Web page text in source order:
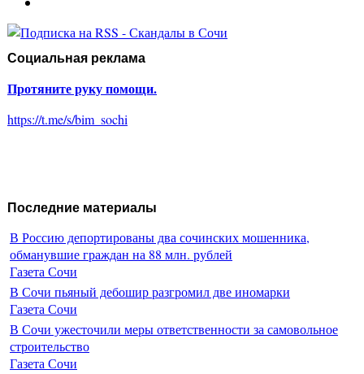
Социальная реклама
Протяните руку помощи.
https://t.me/s/bim_sochi
Последние материалы
В Россию депортированы два сочинских мошенника,
обманувшие граждан на 88 млн. рублей
Газета Сочи
В Сочи пьяный дебошир разгромил две иномарки
Газета Сочи
В Сочи ужесточили меры ответственности за самовольное
строительство
Газета Сочи